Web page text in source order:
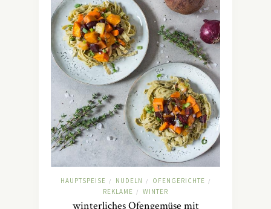
HAUPTSPEISE / NUDELN / OFENGERICHTE /
REKLAME / WINTER
winterliches Ofengemüse mit